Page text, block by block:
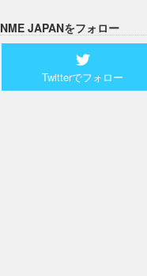
NME JAPANをフォロー
Twitterでフォロー